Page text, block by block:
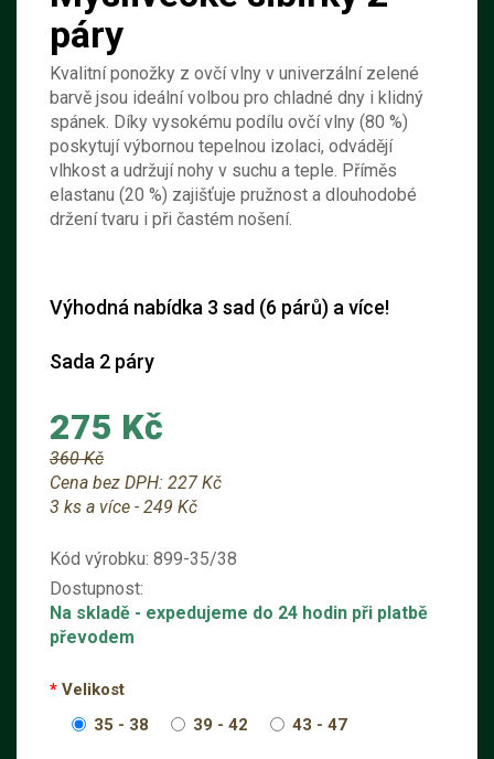
páry
Kvalitní ponožky z ovčí vlny v univerzální zelené
barvě jsou ideální volbou pro chladné dny i klidný
spánek. Díky vysokému podílu ovčí vlny (80 %)
poskytují výbornou tepelnou izolaci, odvádějí
vlhkost a udržují nohy v suchu a teple. Příměs
elastanu (20 %) zajišťuje pružnost a dlouhodobé
držení tvaru i při častém nošení.
Výhodná nabídka 3 sad (6 párů) a více!
Sada 2 páry
275 Kč
360 Kč
Cena bez DPH: 227 Kč
3 ks a více - 249 Kč
Kód výrobku: 899-35/38
Dostupnost:
Na skladě - expedujeme do 24 hodin při platbě
převodem
Velikost
35 - 38
39 - 42 43 - 47